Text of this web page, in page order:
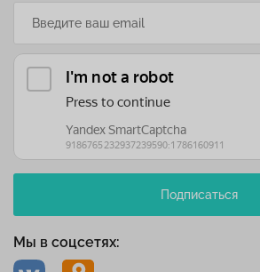
Мы в соцсетях:
Подписаться